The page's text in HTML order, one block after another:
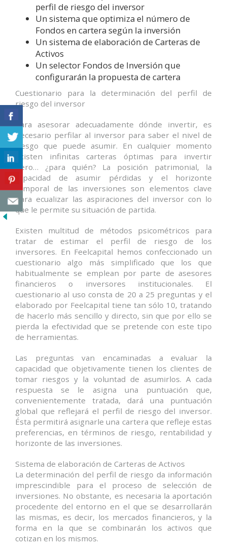
perfil de riesgo del inversor
Un sistema que optimiza el número de
Fondos en cartera según la inversión
Un sistema de elaboración de Carteras de
Activos
Un selector Fondos de Inversión que
configurarán la propuesta de cartera
Cuestionario para la determinación del perfil de
riesgo del inversor
Para asesorar adecuadamente dónde invertir, es
necesario perfilar al inversor para saber el nivel de
riesgo que puede asumir. En cualquier momento
existen infinitas carteras óptimas para invertir
pero… ¿para quién? La posición patrimonial, la
capacidad de asumir pérdidas y el horizonte
temporal de las inversiones son elementos clave
para ecualizar las aspiraciones del inversor con lo
que le permite su situación de partida.
Existen multitud de métodos psicométricos para
tratar de estimar el perfil de riesgo de los
inversores. En Feelcapital hemos confeccionado un
cuestionario algo más simplificado que los que
habitualmente se emplean por parte de asesores
financieros o inversores institucionales. El
cuestionario al uso consta de 20 a 25 preguntas y el
elaborado por Feelcapital tiene tan sólo 10, tratando
de hacerlo más sencillo y directo, sin que por ello se
pierda la efectividad que se pretende con este tipo
de herramientas.
Las preguntas van encaminadas a evaluar la
capacidad que objetivamente tienen los clientes de
tomar riesgos y la voluntad de asumirlos. A cada
respuesta se le asigna una puntuación que,
convenientemente tratada, dará una puntuación
global que reflejará el perfil de riesgo del inversor.
Ésta permitirá asignarle una cartera que refleje estas
preferencias, en términos de riesgo, rentabilidad y
horizonte de las inversiones.
Sistema de elaboración de Carteras de Activos
La determinación del perfil de riesgo da información
imprescindible para el proceso de selección de
inversiones. No obstante, es necesaria la aportación
procedente del entorno en el que se desarrollarán
las mismas, es decir, los mercados financieros, y la
forma en la que se combinarán los activos que
cotizan en los mismos.